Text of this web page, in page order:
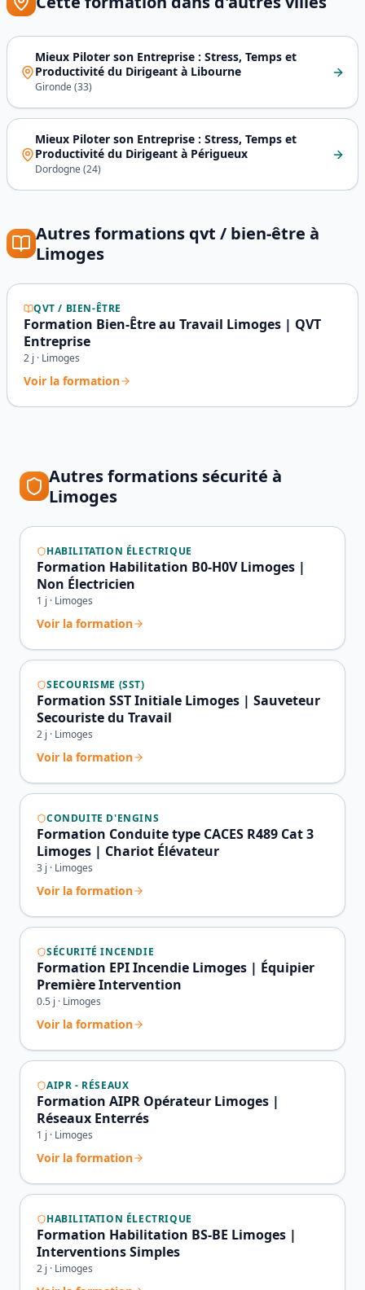
Mieux Piloter son Entreprise : Stress, Temps et
Productivité du Dirigeant à Libourne
Gironde(33)
Mieux Piloter son Entreprise : Stress, Temps et
Productivité du Dirigeant à Périgueux
Dordogne(24)
Autres formations qvt / bien-être à
Limoges
QVT / BIEN-ÊTRE
Formation Bien-Être au Travail Limoges | QVT
Entreprise
2 j · Limoges
Voir la formation
Autres formations sécurité à
Limoges
HABILITATION ÉLECTRIQUE
Formation Habilitation B0-H0V Limoges |
Non Électricien
1 j · Limoges
Voir la formation
SECOURISME (SST)
Formation SST Initiale Limoges | Sauveteur
Secouriste du Travail
2 j · Limoges
Voir la formation
CONDUITE D'ENGINS
Formation Conduite type CACES R489 Cat 3
Limoges | Chariot Élévateur
3 j · Limoges
Voir la formation
SÉCURITÉ INCENDIE
Formation EPI Incendie Limoges | Équipier
Première Intervention
0.5 j · Limoges
Voir la formation
AIPR - RÉSEAUX
Formation AIPR Opérateur Limoges |
Réseaux Enterrés
1 j · Limoges
Voir la formation
HABILITATION ÉLECTRIQUE
Formation Habilitation BS-BE Limoges |
Interventions Simples
2 j · Limoges